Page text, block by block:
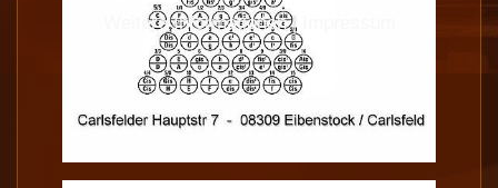
Weitere Informationen|